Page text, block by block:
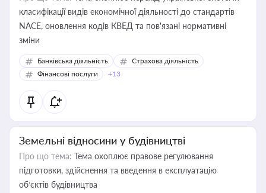
класифікації видів економічної діяльності до стандартів
NACE, оновлення кодів КВЕД та пов'язані нормативні
зміни
Банківська діяльність
Страхова діяльність
Фінансові послуги
+13
Земельні відносини у будівництві
Про що тема: Тема охоплює правове регулювання
підготовки, здійснення та введення в експлуатацію
об’єктів будівництва